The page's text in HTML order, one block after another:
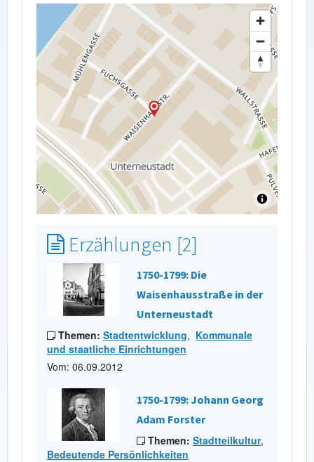
Erzählungen [2]
1750-1799: Die
Waisenhausstraße in der
Unterneustadt
Themen: Stadtentwicklung, Kommunale
und staatliche Einrichtungen
Vom: 06.09.2012
1750-1799: Johann Georg
Adam Forster
Themen: Stadtteilkultur,
Bedeutende Persönlichkeiten